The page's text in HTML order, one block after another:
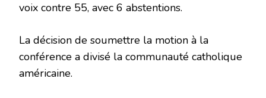
voix contre 55, avec 6 abstentions.
La décision de soumettre la motion à la
conférence a divisé la communauté catholique
américaine.